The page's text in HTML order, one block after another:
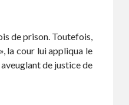
de prison. Toutefois,
la cour lui appliqua le
de justice de